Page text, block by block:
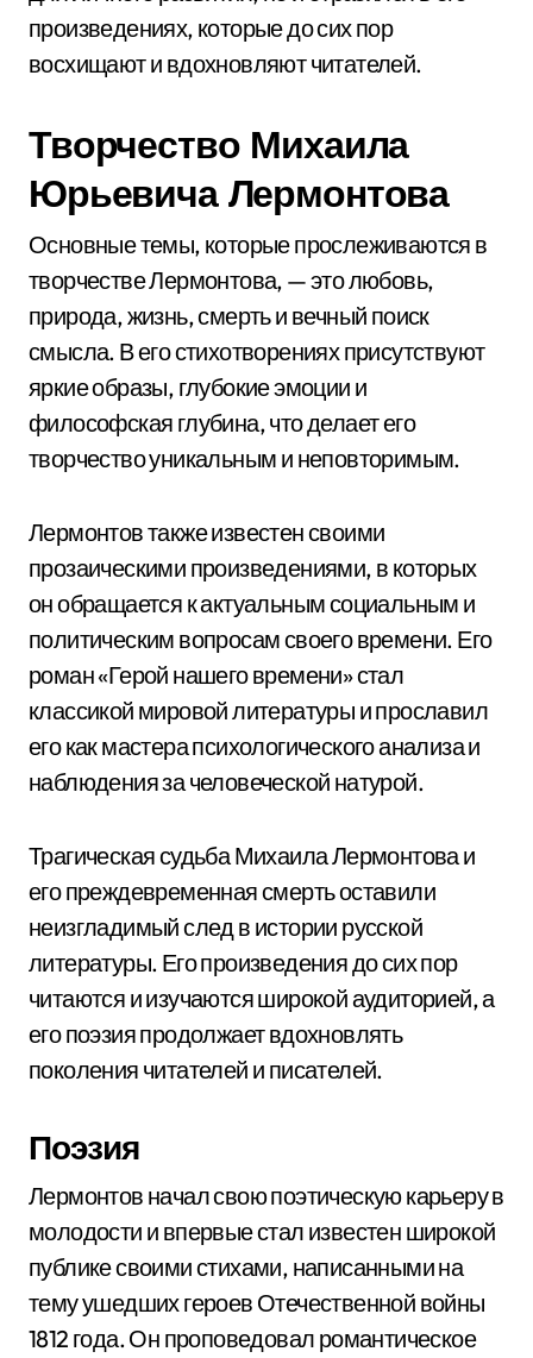
произведениях, которые до сих пор
восхищают и вдохновляют читателей.
Творчество Михаила
Юрьевича Лермонтова
Основные темы, которые прослеживаются в
творчестве Лермонтова, — это любовь,
природа, жизнь, смерть и вечный поиск
смысла. В его стихотворениях присутствуют
яркие образы, глубокие эмоции и
философская глубина, что делает его
творчество уникальным и неповторимым.
Лермонтов также известен своими
прозаическими произведениями, в которых
он обращается к актуальным социальным и
политическим вопросам своего времени. Его
роман «Герой нашего времени» стал
классикой мировой литературы и прославил
его как мастера психологического анализа и
наблюдения за человеческой натурой.
Трагическая судьба Михаила Лермонтова и
его преждевременная смерть оставили
неизгладимый след в истории русской
литературы. Его произведения до сих пор
читаются и изучаются широкой аудиторией, а
его поэзия продолжает вдохновлять
поколения читателей и писателей.
Поэзия
Лермонтов начал свою поэтическую карьеру в
молодости и впервые стал известен широкой
публике своими стихами, написанными на
тему ушедших героев Отечественной войны
1812 года. Он проповедовал романтическое